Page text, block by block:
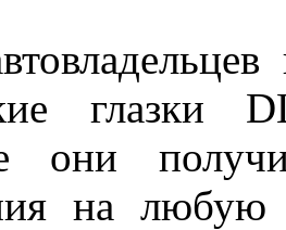
глазки
они
на любую